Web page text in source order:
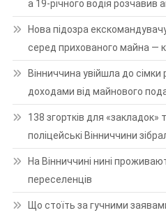
а 19-річного водія розчавив
Нова підозра
серед прихованого майна —
Вінниччина увійшла до сімки
доходами від майнового
138 згортків для «закладок»
поліцейські Вінниччини
На Вінниччині нині
переселенців
Що стоїть за гучними